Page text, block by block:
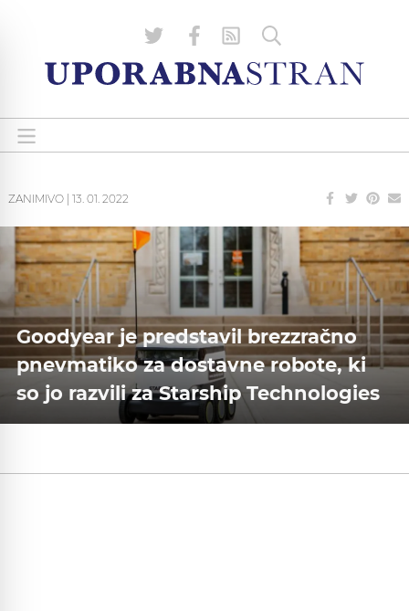
ZANIMIVO 13. 01. 2022
Goodyear je predstavil brezzračno
pnevmatiko za dostavne robote, ki
so jo razvili za Starship Technologies